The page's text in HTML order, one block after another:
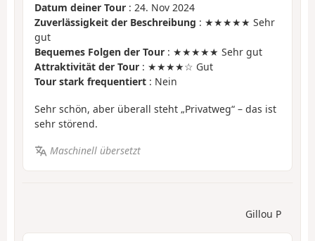
Datum deiner Tour : 24. Nov 2024
Zuverlässigkeit der Beschreibung : ★★★★★ Sehr
gut
Bequemes Folgen der Tour : ★★★★★ Sehr gut
Attraktivität der Tour : ★★★★☆ Gut
Tour stark frequentiert : Nein
Sehr schön, aber überall steht „Privatweg“ – das ist
sehr störend.
Maschinell übersetzt
Gillou P